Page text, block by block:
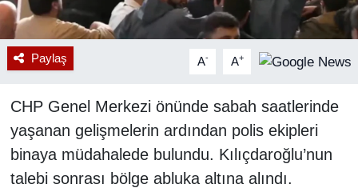
Paylaş A- A+
CHP Genel Merkezi önünde sabah saatlerinde
yaşanan gelişmelerin ardından polis ekipleri
binaya müdahalede bulundu. Kılıçdaroğlu’nun
talebi sonrası bölge abluka altına alındı.